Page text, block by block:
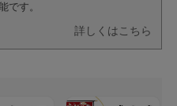
です。
詳しくはこちら